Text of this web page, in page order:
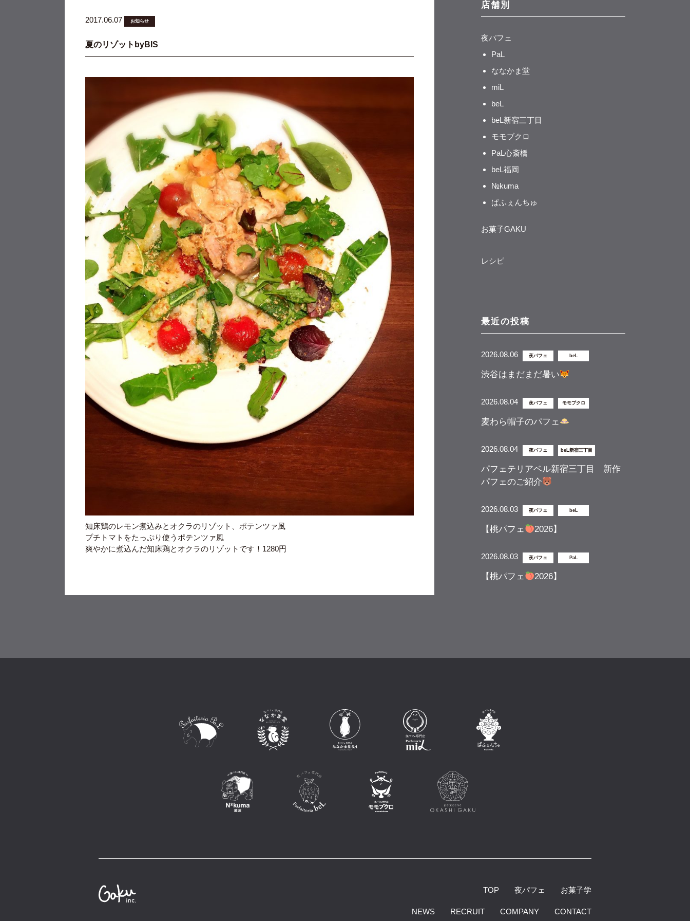
2017.06.07 お知らせ
夏のリゾットbyBIS
知床鶏のレモン煮込みとオクラのリゾット、ポテンツァ風
プチトマトをたっぷり使うポテンツァ風
爽やかに煮込んだ知床鶏とオクラのリゾットです！1280円
店舗別
夜パフェ
PaL
ななかま堂
miL
beL
beL新宿三丁目
モモブクロ
PaL心斎橋
beL福岡
№kuma
ぱふぇんちゅ
お菓子GAKU
レシピ
最近の投稿
2026.08.06 夜パフェ beL
渋谷はまだまだ暑い
2026.08.04 夜パフェ モモブクロ
麦わら帽子のパフェ
2026.08.04 夜パフェ beL新宿三丁目
パフェテリアベル新宿三丁目 新作
パフェのご紹介
2026.08.03 夜パフェ beL
【桃パフェ 2026】
2026.08.03 夜パフェ PaL
【桃パフェ 2026】
TOP 夜パフェ お菓子学
NEWS RECRUIT COMPANY CONTACT